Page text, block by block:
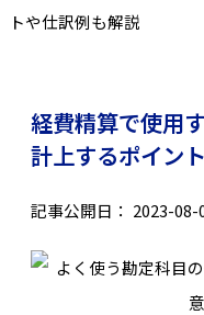
トや仕訳例も解説
経費精算で使用
計上するポイン
記事公開日： 2023-08-